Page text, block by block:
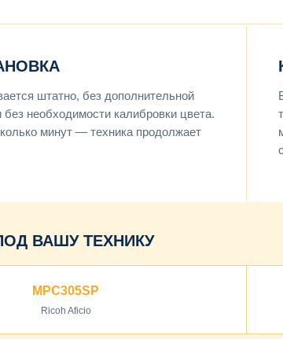
штатно, без дополнительной
без необходимости калибровки цвета.
минут — техника продолжает
ВАШУ ТЕХНИКУ
MPC305SP
Ricoh Aficio